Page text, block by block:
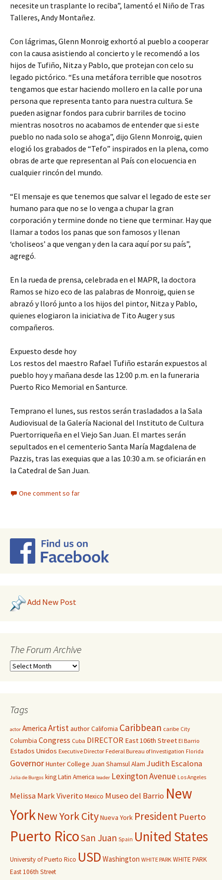
necesite un trasplante lo reciba”, lamentó el Niño de Tras
Talleres, Andy Montañez.
Con lágrimas, Glenn Monroig exhortó al pueblo a cooperar
con la causa asistiendo al concierto y le recomendó a los
hijos de Tufiño, Nitza y Pablo, que protejan con celo su
legado pictórico. “Es una metáfora terrible que nosotros
tengamos que estar haciendo mollero en la calle por una
persona que representa tanto para nuestra cultura. Se
pueden asignar fondos para cubrir barriles de tocino
mientras nosotros no acabamos de entender que si este
pueblo no nada solo se ahoga”, dijo Glenn Monroig, quien
elogió los grabados de “Tefo” inspirados en la plena, como
obras de arte que representan al País con elocuencia en
cualquier rincón del mundo.
“El mensaje es que tenemos que salvar el legado de este ser
humano para que no se lo venga a chupar la gran
corporación y termine donde no tiene que terminar. Hay que
llamar a todos los panas que son famosos y llenan
‘choliseos’ a que vengan y den la cara aquí por su país”,
agregó.
En la rueda de prensa, celebrada en el MAPR, la doctora
Ramos se hizo eco de las palabras de Monroig, quien se
abrazó y lloró junto a los hijos del pintor, Nitza y Pablo,
quienes elogiaron la iniciativa de Tito Auger y sus
compañeros.
Expuesto desde hoy
Los restos del maestro Rafael Tufiño estarán expuestos al
pueblo hoy y mañana desde las 12:00 p.m. en la funeraria
Puerto Rico Memorial en Santurce.
Temprano el lunes, sus restos serán trasladados a la Sala
Audiovisual de la Galería Nacional del Instituto de Cultura
Puertorriqueña en el Viejo San Juan. El martes serán
sepultados en el cementerio Santa María Magdalena de
Pazzis, tras las exequias que a las 10:30 a.m. se oficiarán en
la Catedral de San Juan.
One comment so far
Add New Post
The Forum Archive
Tags
actor America ArtistauthorCalifornia Caribbean caribe City
Columbia Congress Cuba DIRECTOR East 106th Street El Barrio
Estados Unidos Executive Director Federal Bureau of Investigation Florida
GovernorHunter College Juan Shamsul Alam Judith Escalona
Julia de Burgos kingLatin America leader Lexington Avenue Los Angeles
Melissa Mark Viverito Mexico Museo del Barrio New
YorkNew York CityNueva York President Puerto
Puerto RicoSan Juan Spain United States
University of Puerto Rico USD Washington WHITE PARK WHITE PARK
East 106th Street